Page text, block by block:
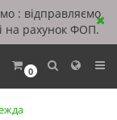
: відправляємо
на рахунок ФОП.
0